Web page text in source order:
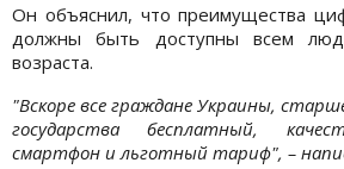
Он объяснил, что преимущества
должны быть доступны всем
возраста.
"Вскоре все граждане Украины,
государства бесплатный,
смартфон и льготный тариф", –